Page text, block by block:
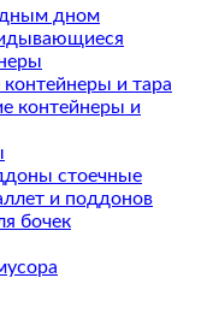
дном
и тара
контейнеры и
стоечные
и поддонов
бочек